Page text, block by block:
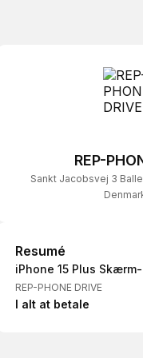
REP-
Sankt Jacobsvej 3
Resumé
Resumé
iPhone 15 Plus
REP-PHONE DRIVE
I alt at betale